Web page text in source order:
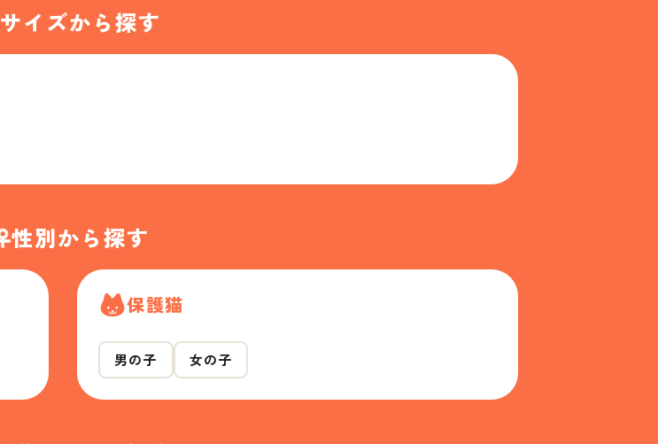
サイズから探す
性別から探す
保護猫
男の子 女の子